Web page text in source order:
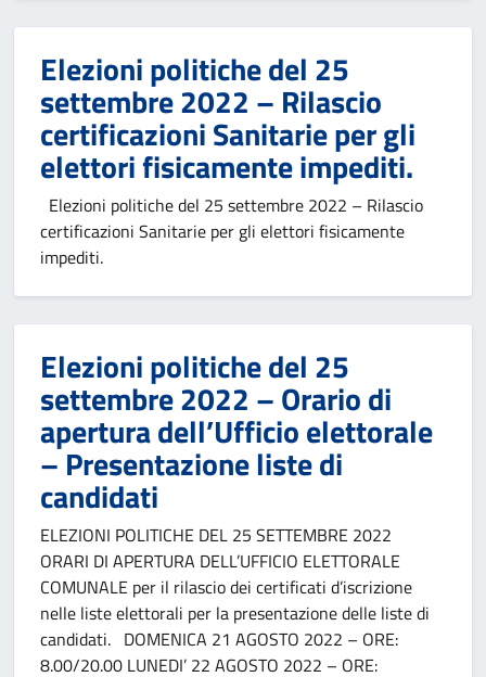
Elezioni politiche del 25
settembre 2022 – Rilascio
certificazioni Sanitarie per gli
elettori fisicamente impediti.
Elezioni politiche del 25 settembre 2022 – Rilascio
certificazioni Sanitarie per gli elettori fisicamente
impediti.
Elezioni politiche del 25
settembre 2022 – Orario di
apertura dell’Ufficio elettorale
– Presentazione liste di
candidati
ELEZIONI POLITICHE DEL 25 SETTEMBRE 2022
ORARI DI APERTURA DELL’UFFICIO ELETTORALE
COMUNALE per il rilascio dei certificati d’iscrizione
nelle liste elettorali per la presentazione delle liste di
candidati. DOMENICA 21 AGOSTO 2022 – ORE:
8.00/20.00 LUNEDI’ 22 AGOSTO 2022 – ORE: